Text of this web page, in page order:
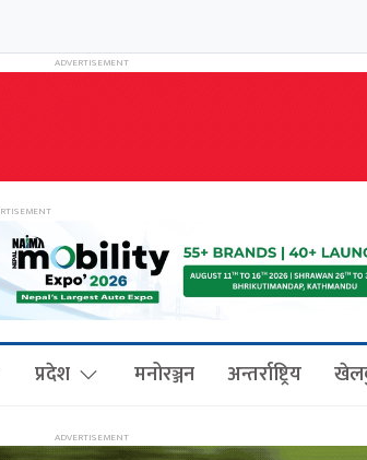
प्रदेश मनोरञ्जन अन्तर्राष्ट्रिय